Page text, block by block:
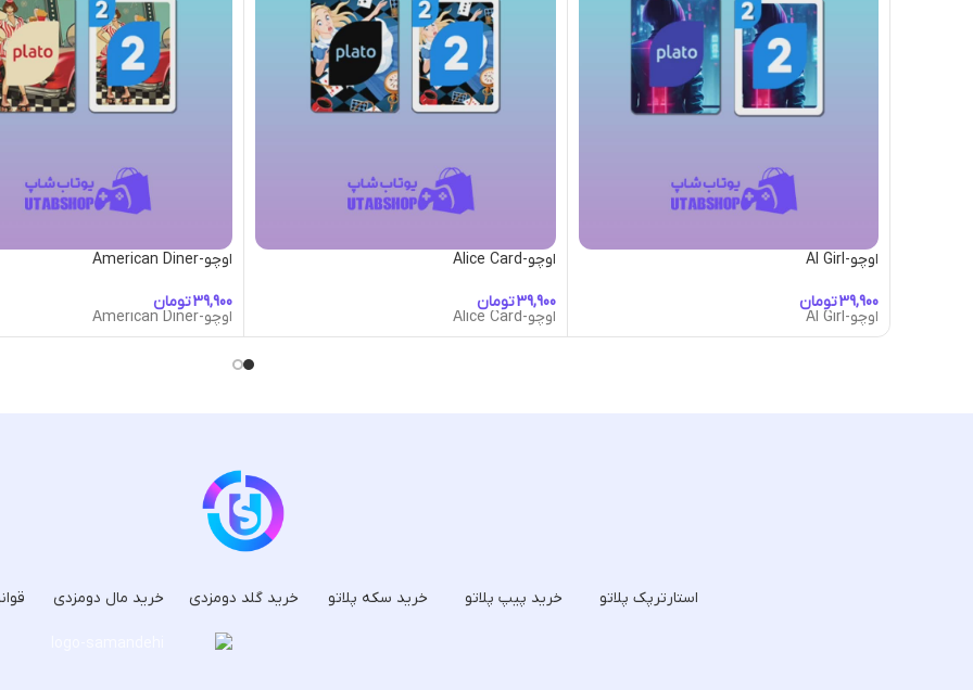
اوچو-AI Girl
تومان
اوچو-AI Girl
اوچو-Alice Card
تومان
اوچو-Alice Card
اوچو-American Diner
تومان
اوچو-American Diner
استارترپک پلاتو خرید پیپ پلاتو خرید سکه پلاتو خرید گلد دومزدی خرید مال دومزدی